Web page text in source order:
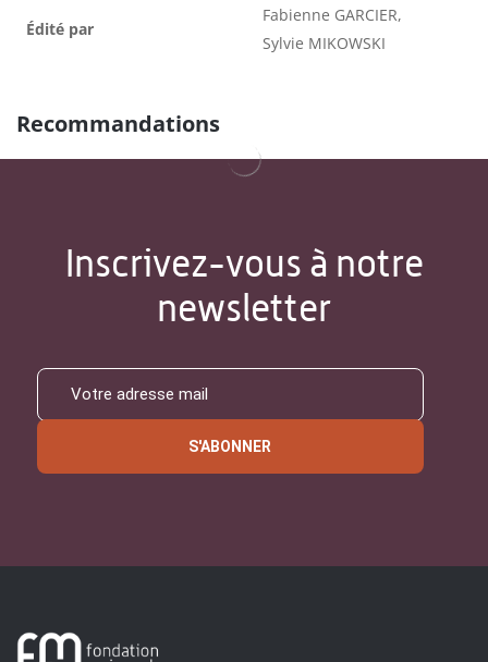
Édité par
Fabienne GARCIER,
Sylvie MIKOWSKI
Recommandations
Inscrivez-vous à notre
newsletter
S'ABONNER